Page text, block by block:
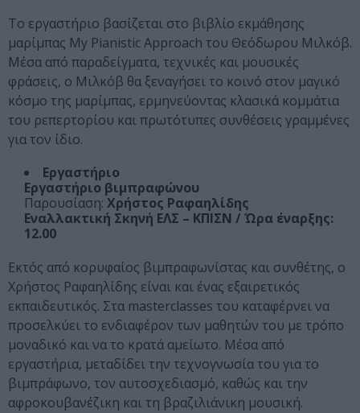
Το εργαστήριο βασίζεται στο βιβλίο εκμάθησης
μαρίμπας My Pianistic Approach του Θεόδωρου Μιλκόβ.
Μέσα από παραδείγματα, τεχνικές και μουσικές
φράσεις, ο Μιλκόβ θα ξεναγήσει το κοινό στον μαγικό
κόσμο της μαρίμπας, ερμηνεύοντας κλασικά κομμάτια
του ρεπερτορίου και πρωτότυπες συνθέσεις γραμμένες
για τον ίδιο.
Εργαστήριο
Εργαστήριο βιμπραφώνου
Παρουσίαση: Χρήστος Ραφαηλίδης
Εναλλακτική Σκηνή ΕΛΣ – ΚΠΙΣΝ / Ώρα έναρξης:
12.00
Εκτός από κορυφαίος βιμπραφωνίστας και συνθέτης, ο
Χρήστος Ραφαηλίδης είναι και ένας εξαιρετικός
εκπαιδευτικός. Στα masterclasses του καταφέρνει να
προσελκύει το ενδιαφέρον των μαθητών του με τρόπο
μοναδικό και να το κρατά αμείωτο. Μέσα από
εργαστήρια, μεταδίδει την τεχνογνωσία του για το
βιμπράφωνο, τον αυτοσχεδιασμό, καθώς και την
αφροκουβανέζικη και τη βραζιλιάνικη μουσική.